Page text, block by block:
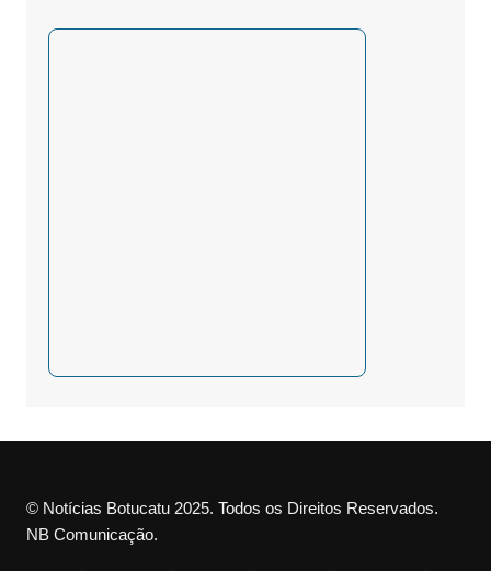
© Notícias Botucatu 2025. Todos os Direitos Reservados.
NB Comunicação.